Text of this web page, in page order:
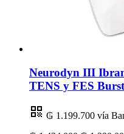
Neurodyn III
TENS y FES
₲ 1.199.700 vía